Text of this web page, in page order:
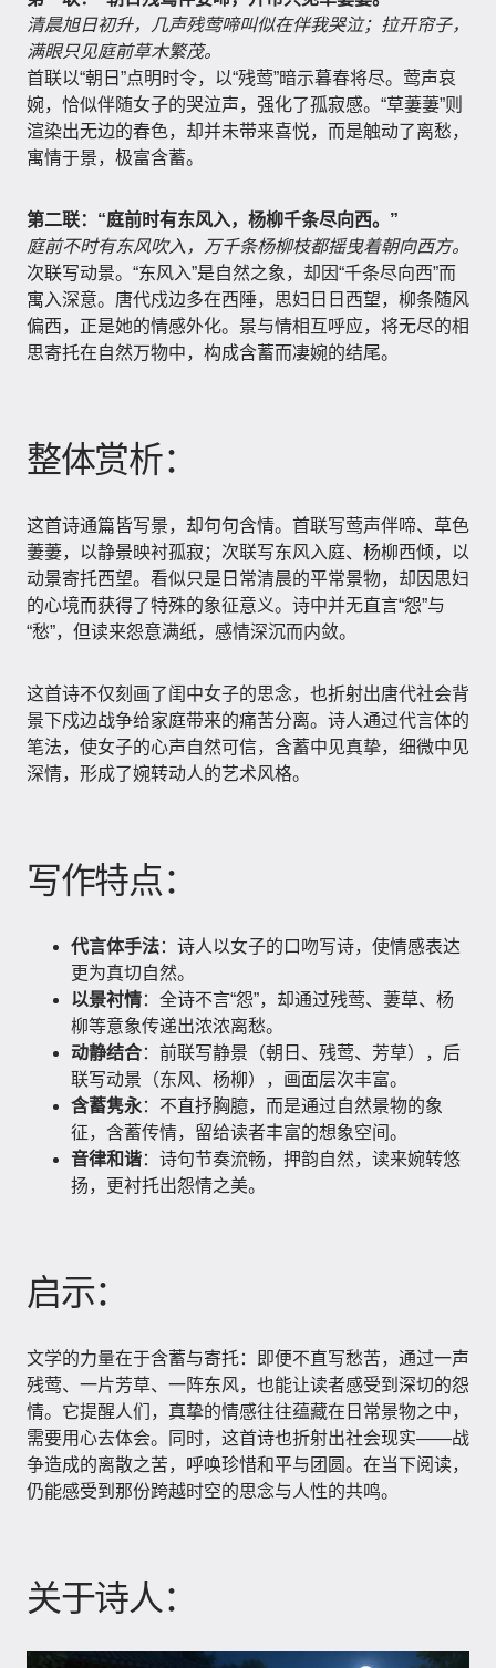
清晨旭日初升，几声残莺啼叫似在伴我哭泣；拉开帘子，
满眼只见庭前草木繁茂。
首联以“朝日”点明时令，以“残莺”暗示暮春将尽。莺声哀
婉，恰似伴随女子的哭泣声，强化了孤寂感。“草萋萋”则
渲染出无边的春色，却并未带来喜悦，而是触动了离愁，
寓情于景，极富含蓄。
第二联：“庭前时有东风入，杨柳千条尽向西。”
庭前不时有东风吹入，万千条杨柳枝都摇曳着朝向西方。
次联写动景。“东风入”是自然之象，却因“千条尽向西”而
寓入深意。唐代戍边多在西陲，思妇日日西望，柳条随风
偏西，正是她的情感外化。景与情相互呼应，将无尽的相
思寄托在自然万物中，构成含蓄而凄婉的结尾。
整体赏析：
这首诗通篇皆写景，却句句含情。首联写莺声伴啼、草色
萋萋，以静景映衬孤寂；次联写东风入庭、杨柳西倾，以
动景寄托西望。看似只是日常清晨的平常景物，却因思妇
的心境而获得了特殊的象征意义。诗中并无直言“怨”与
“愁”，但读来怨意满纸，感情深沉而内敛。
这首诗不仅刻画了闺中女子的思念，也折射出唐代社会背
景下戍边战争给家庭带来的痛苦分离。诗人通过代言体的
笔法，使女子的心声自然可信，含蓄中见真挚，细微中见
深情，形成了婉转动人的艺术风格。
写作特点：
代言体手法：诗人以女子的口吻写诗，使情感表达
更为真切自然。
以景衬情：全诗不言“怨”，却通过残莺、萋草、杨
柳等意象传递出浓浓离愁。
动静结合：前联写静景（朝日、残莺、芳草），后
联写动景（东风、杨柳），画面层次丰富。
含蓄隽永：不直抒胸臆，而是通过自然景物的象
征，含蓄传情，留给读者丰富的想象空间。
音律和谐：诗句节奏流畅，押韵自然，读来婉转悠
扬，更衬托出怨情之美。
启示：
文学的力量在于含蓄与寄托：即便不直写愁苦，通过一声
残莺、一片芳草、一阵东风，也能让读者感受到深切的怨
情。它提醒人们，真挚的情感往往蕴藏在日常景物之中，
需要用心去体会。同时，这首诗也折射出社会现实——战
争造成的离散之苦，呼唤珍惜和平与团圆。在当下阅读，
仍能感受到那份跨越时空的思念与人性的共鸣。
关于诗人：